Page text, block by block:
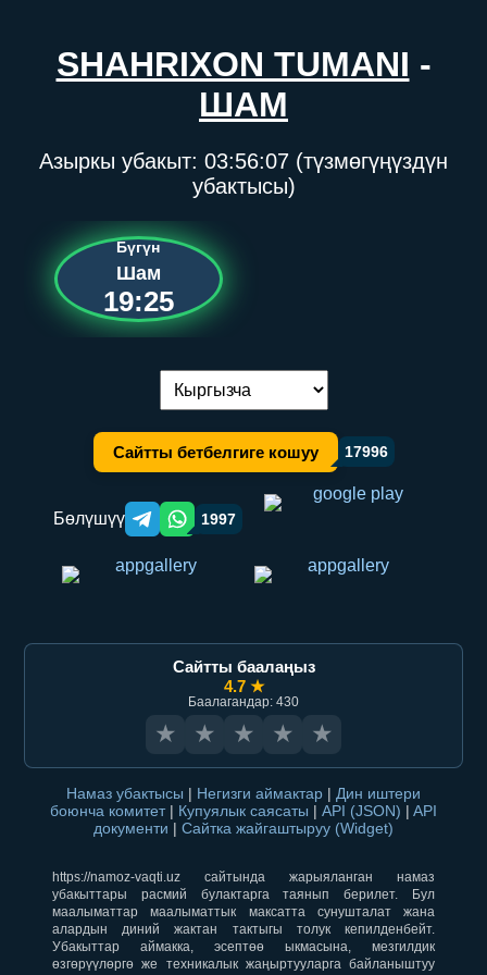
SHAHRIXON TUMANI -
ШАМ
Азыркы убакыт: 03:56:07 (түзмөгүңүздүн
убактысы)
Бүгүн
Шам
19:25
Тилди алмаштыруу:
Сайтты бетбелгиге кошуу 17996
Бөлүшүү Telegram orqali ulashish
WhatsApp orqali ulashish
1997
Сайтты баалаңыз
4.7 ★
Баалагандар: 430
★ ★ ★ ★ ★
Намаз убактысы | Негизги аймактар | Дин иштери
боюнча комитет | Купуялык саясаты | API (JSON) | API
документи | Сайтка жайгаштыруу (Widget)
https://namoz-vaqti.uz сайтында жарыяланган намаз
убакыттары расмий булактарга таянып берилет. Бул
маалыматтар маалыматтык максатта сунушталат жана
алардын диний жактан тактыгы толук кепилденбейт.
Убакыттар аймакка, эсептөө ыкмасына, мезгилдик
өзгөрүүлөргө же техникалык жаңыртууларга байланыштуу